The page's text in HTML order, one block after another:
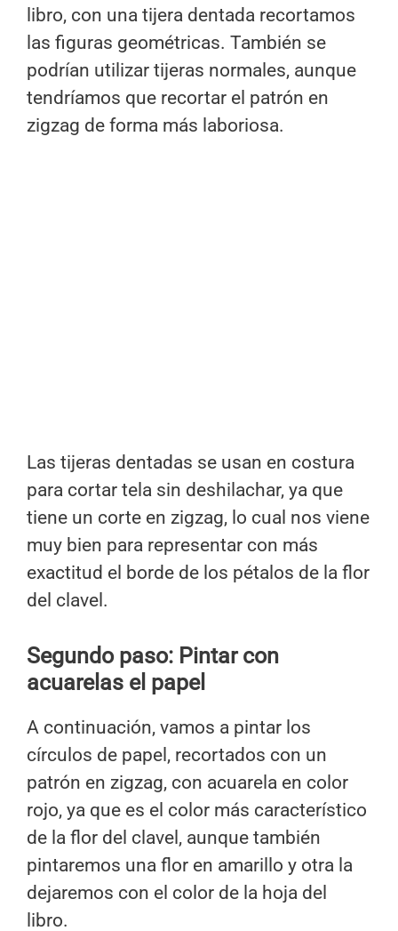
libro, con una tijera dentada recortamos
las figuras geométricas. También se
podrían utilizar tijeras normales, aunque
tendríamos que recortar el patrón en
zigzag de forma más laboriosa.
Las tijeras dentadas se usan en costura
para cortar tela sin deshilachar, ya que
tiene un corte en zigzag, lo cual nos viene
muy bien para representar con más
exactitud el borde de los pétalos de la flor
del clavel.
Segundo paso: Pintar con
acuarelas el papel
A continuación, vamos a pintar los
círculos de papel, recortados con un
patrón en zigzag, con acuarela en color
rojo, ya que es el color más característico
de la flor del clavel, aunque también
pintaremos una flor en amarillo y otra la
dejaremos con el color de la hoja del
libro.